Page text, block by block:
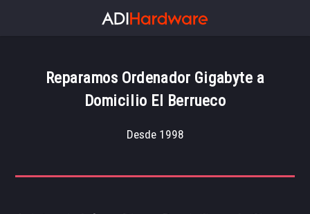
Reparamos Ordenador Gigabyte a
Domicilio El Berrueco
Desde 1998